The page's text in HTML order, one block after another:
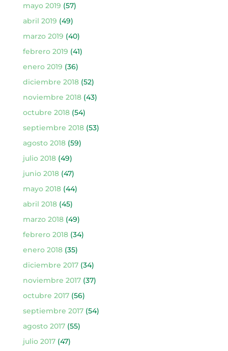
mayo 2019 (57)
abril 2019 (49)
marzo 2019 (40)
febrero 2019 (41)
enero 2019 (36)
diciembre 2018(52)
noviembre 2018(43)
octubre 2018(54)
septiembre 2018(53)
agosto 2018(59)
julio 2018(49)
junio 2018(47)
mayo 2018(44)
abril 2018(45)
marzo 2018(49)
febrero 2018(34)
enero 2018(35)
diciembre 2017(34)
noviembre 2017(37)
octubre 2017(56)
septiembre 2017(54)
agosto 2017(55)
julio 2017(47)